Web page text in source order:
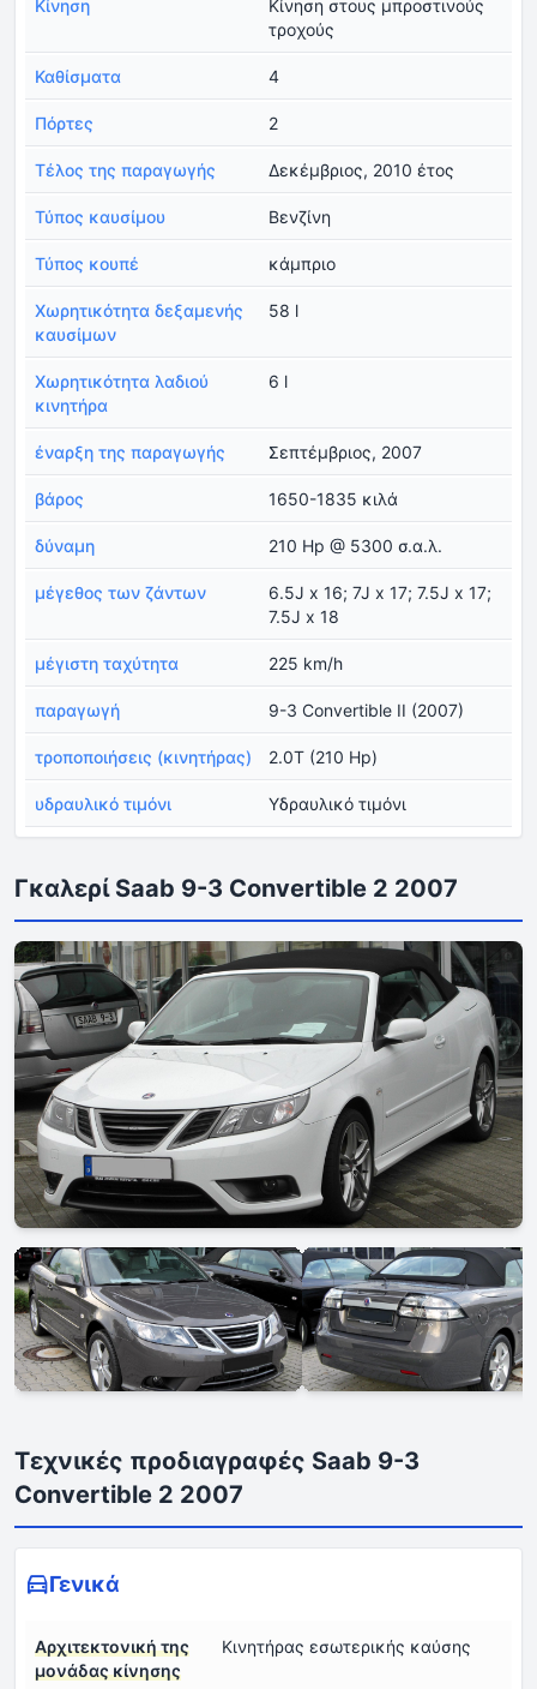
Κίνηση
Κίνηση στους μπροστινούς
τροχούς
Καθίσματα 4
Πόρτες 2
Τέλος της παραγωγής Δεκέμβριος, 2010 έτος
Τύπος καυσίμου Βενζίνη
Τύπος κουπέ κάμπριο
Χωρητικότητα δεξαμενής
καυσίμων
58 l
Χωρητικότητα λαδιού
κινητήρα
6 l
έναρξη της παραγωγής Σεπτέμβριος, 2007
βάρος 1650-1835 κιλά
δύναμη 210 Hp @ 5300 σ.α.λ.
μέγεθος των ζάντων
6.5J x 16; 7J x 17; 7.5J x 17;
7.5J x 18
μέγιστη ταχύτητα 225 km/h
παραγωγή 9-3 Convertible II (2007)
τροποποιήσεις (κινητήρας) 2.0T (210 Hp)
υδραυλικό τιμόνι Υδραυλικό τιμόνι
Γκαλερί Saab 9-3 Convertible 2 2007
Τεχνικές προδιαγραφές Saab 9-3
Convertible 2 2007
Γενικά
Αρχιτεκτονική της
μονάδας κίνησης
Κινητήρας εσωτερικής καύσης